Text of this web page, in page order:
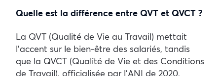
Quelle est la différence entre QVT et QVCT ?
La QVT (Qualité de Vie au Travail) mettait
l’accent sur le bien-être des salariés, tandis
que la QVCT (Qualité de Vie et des Conditions
de Travail), officialisée par l’ANI de 2020,